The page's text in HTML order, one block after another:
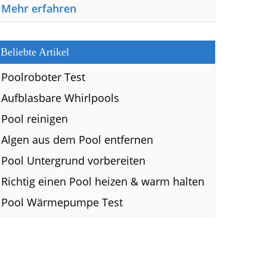
Mehr erfahren
Beliebte Artikel
Poolroboter Test
Aufblasbare Whirlpools
Pool reinigen
Algen aus dem Pool entfernen
Pool Untergrund vorbereiten
Richtig einen Pool heizen & warm halten
Pool Wärmepumpe Test